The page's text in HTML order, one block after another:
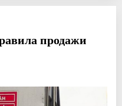
продажи